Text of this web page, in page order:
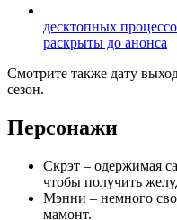
десктопных
раскрыты до анонса
Смотрите также дату
сезон.
Персонажи
Скрэт – одержимая
чтобы получить
Мэнни – немного
мамонт.